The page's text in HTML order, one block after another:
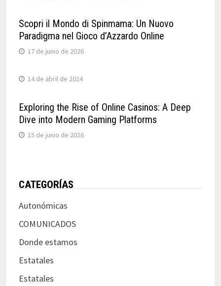
Scopri il Mondo di Spinmama: Un Nuovo
Paradigma nel Gioco d’Azzardo Online
17 de junio de 2026
14 de abril de 2024
Exploring the Rise of Online Casinos: A Deep
Dive into Modern Gaming Platforms
15 de junio de 2026
CATEGORÍAS
Autonómicas
COMUNICADOS
Donde estamos
Estatales
Estatales